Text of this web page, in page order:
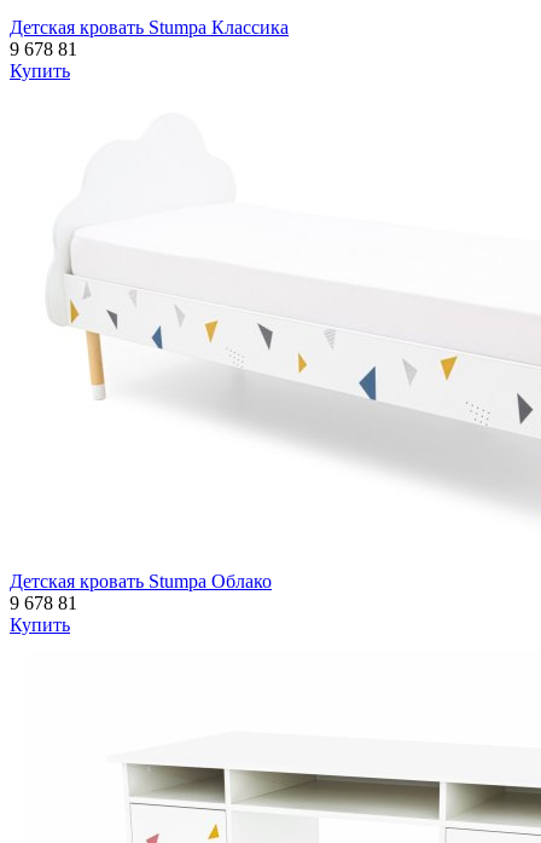
Детская кровать Stumpa Классика
9 678 81
Купить
Детская кровать Stumpa Облако
9 678 81
Купить